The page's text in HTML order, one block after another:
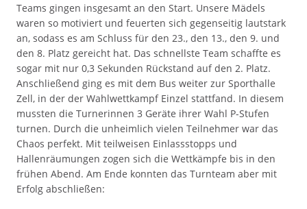
Teams gingen insgesamt an den Start. Unsere Mädels
waren so motiviert und feuerten sich gegenseitig lautstark
an, sodass es am Schluss für den 23., den 13., den 9. und
den 8. Platz gereicht hat. Das schnellste Team schaffte es
sogar mit nur 0,3 Sekunden Rückstand auf den 2. Platz.
Anschließend ging es mit dem Bus weiter zur Sporthalle
Zell, in der der Wahlwettkampf Einzel stattfand. In diesem
mussten die Turnerinnen 3 Geräte ihrer Wahl P-Stufen
turnen. Durch die unheimlich vielen Teilnehmer war das
Chaos perfekt. Mit teilweisen Einlassstopps und
Hallenräumungen zogen sich die Wettkämpfe bis in den
frühen Abend. Am Ende konnten das Turnteam aber mit
Erfolg abschließen: